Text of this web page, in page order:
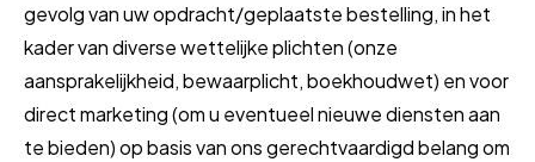
gevolg van uw opdracht/geplaatste bestelling, in het
kader van diverse wettelijke plichten (onze
aansprakelijkheid, bewaarplicht, boekhoudwet) en voor
direct marketing (om u eventueel nieuwe diensten aan
te bieden) op basis van ons gerechtvaardigd belang om